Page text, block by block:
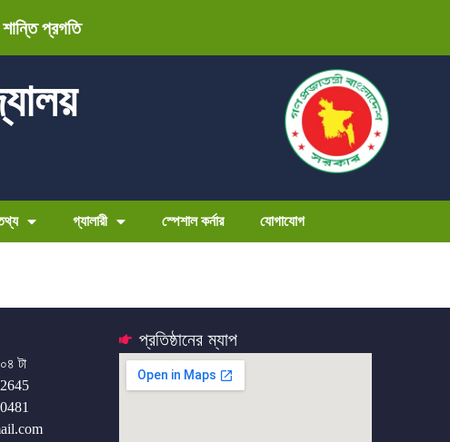
শান্তি প্রগতি
গ্যালারী স্পেশাল কর্নার যোগাযোগ
টা
প্রতিষ্ঠানের ম্যাপ